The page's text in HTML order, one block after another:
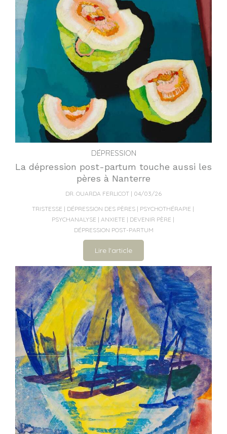
DÉPRESSION
La dépression post-partum touche aussi les
pères à Nanterre
DR. OUARDA FERLICOT
04/03/26
TRISTESSE
DÉPRESSION DES PÈRES
PSYCHOTHÉRAPIE
PSYCHANALYSE
ANXIETE
DEVENIR PÈRE
DÉPRESSION POST-PARTUM
Lire l'article